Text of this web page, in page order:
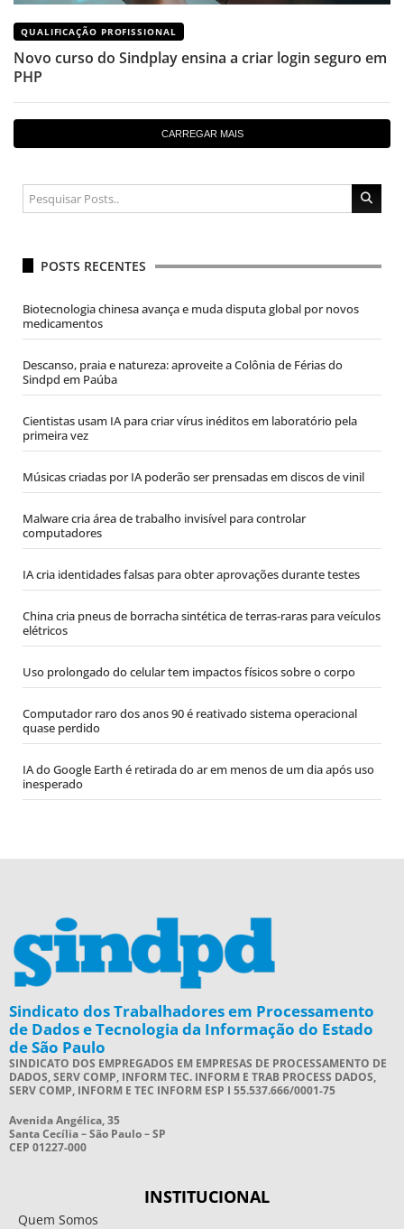
QUALIFICAÇÃO PROFISSIONAL
Novo curso do Sindplay ensina a criar login seguro em
PHP
CARREGAR MAIS
POSTS RECENTES
Biotecnologia chinesa avança e muda disputa global por novos
medicamentos
Descanso, praia e natureza: aproveite a Colônia de Férias do
Sindpd em Paúba
Cientistas usam IA para criar vírus inéditos em laboratório pela
primeira vez
Músicas criadas por IA poderão ser prensadas em discos de vinil
Malware cria área de trabalho invisível para controlar
computadores
IA cria identidades falsas para obter aprovações durante testes
China cria pneus de borracha sintética de terras-raras para veículos
elétricos
Uso prolongado do celular tem impactos físicos sobre o corpo
Computador raro dos anos 90 é reativado sistema operacional
quase perdido
IA do Google Earth é retirada do ar em menos de um dia após uso
inesperado
Sindicato dos Trabalhadores em Processamento
de Dados e Tecnologia da Informação do Estado
de São Paulo
SINDICATO DOS EMPREGADOS EM EMPRESAS DE PROCESSAMENTO DE
DADOS, SERV COMP, INFORM TEC. INFORM E TRAB PROCESS DADOS,
SERV COMP, INFORM E TEC INFORM ESP I 55.537.666/0001-75
Avenida Angélica, 35
Santa Cecília – São Paulo – SP
CEP 01227-000
INSTITUCIONAL
Quem Somos